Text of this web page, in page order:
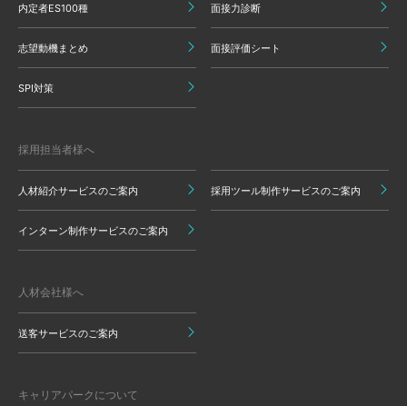
内定者ES100種 面接力診断
志望動機まとめ 面接評価シート
SPI対策
採用担当者様へ
人材紹介サービスのご案内 採用ツール制作サービスのご案内
インターン制作サービスのご案内
人材会社様へ
送客サービスのご案内
キャリアパークについて